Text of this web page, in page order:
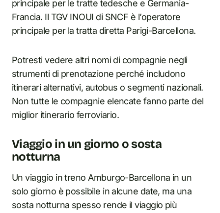
principale per le tratte tedesche e Germania-
Francia. Il TGV INOUI di SNCF è l’operatore
principale per la tratta diretta Parigi-Barcellona.
Potresti vedere altri nomi di compagnie negli
strumenti di prenotazione perché includono
itinerari alternativi, autobus o segmenti nazionali.
Non tutte le compagnie elencate fanno parte del
miglior itinerario ferroviario.
Viaggio in un giorno o sosta
notturna
Un viaggio in treno Amburgo-Barcellona in un
solo giorno è possibile in alcune date, ma una
sosta notturna spesso rende il viaggio più